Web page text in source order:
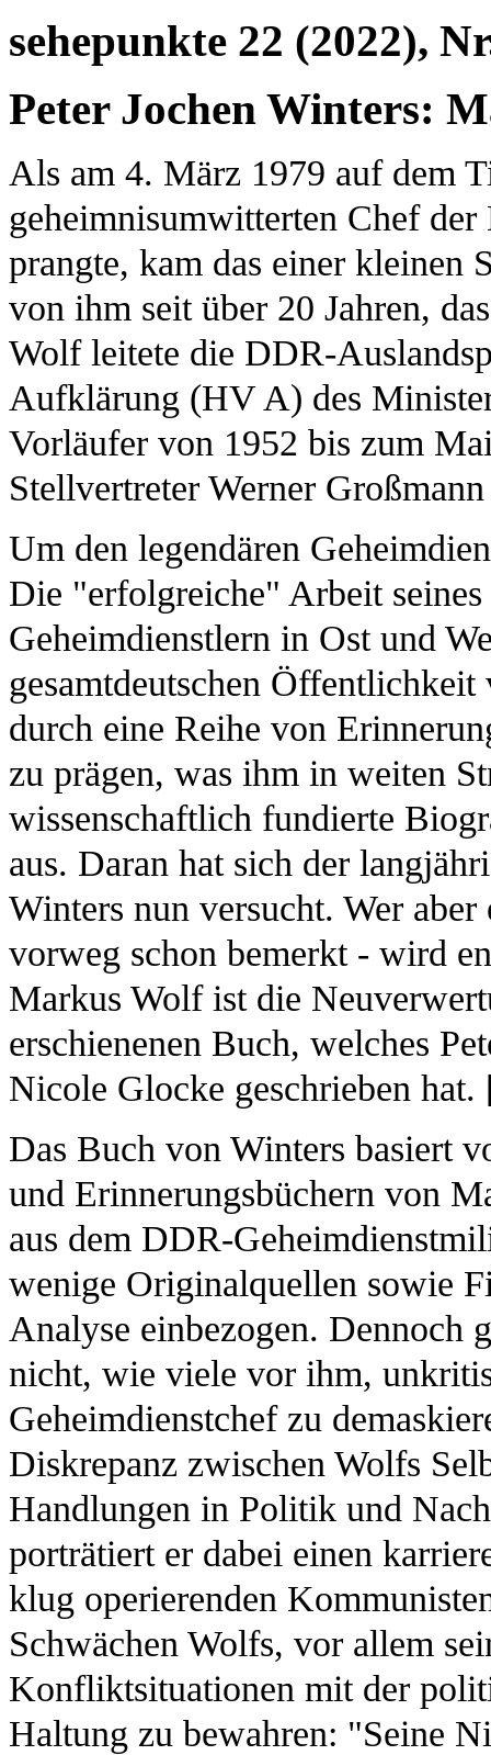
sehepunkte 22 (2022),
Peter Jochen Winters:
Als am 4. März 1979 auf dem
geheimnisumwitterten Chef
prangte, kam das einer kleinen
von ihm seit über 20 Jahren,
Wolf leitete die DDR-
Aufklärung (HV A) des
Vorläufer von 1952 bis zum
Stellvertreter Werner
Um den legendären
Die "erfolgreiche" Arbeit
Geheimdienstlern in Ost und
gesamtdeutschen
durch eine Reihe von
zu prägen, was ihm in weiten
wissenschaftlich fundierte
aus. Daran hat sich der
Winters nun versucht. Wer
vorweg schon bemerkt - wird
Markus Wolf ist die
erschienenen Buch, welches
Nicole Glocke geschrieben hat.
Das Buch von Winters basiert
und Erinnerungsbüchern von
aus dem DDR-
wenige Originalquellen sowie
Analyse einbezogen. Dennoch
nicht, wie viele vor ihm,
Geheimdienstchef zu
Diskrepanz zwischen Wolfs
Handlungen in Politik und
porträtiert er dabei einen
klug operierenden
Schwächen Wolfs, vor allem
Konfliktsituationen mit der
Haltung zu bewahren: "Seine